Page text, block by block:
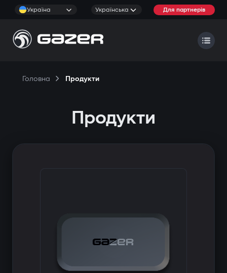
Україна Українська Для партнерів
Головна Продукти
Продукти